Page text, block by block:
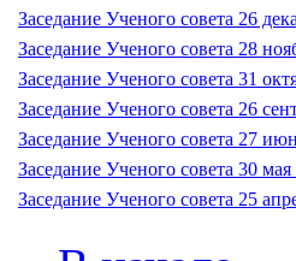
Заседание Ученого совета 26
Заседание Ученого совета 28
Заседание Ученого совета 31
Заседание Ученого совета 26
Заседание Ученого совета 27
Заседание Ученого совета 30 мая
Заседание Ученого совета 25